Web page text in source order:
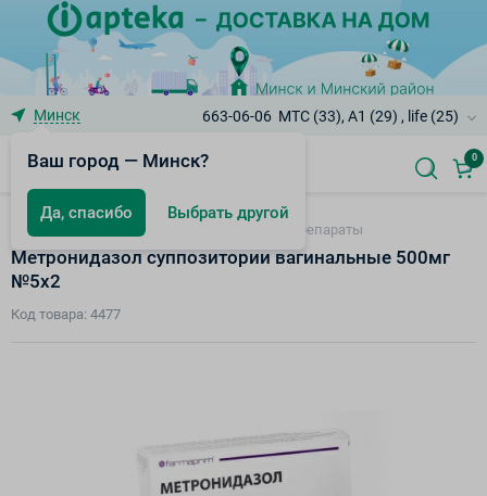
Минск
Ваш город — Минск?
Да, спасибо Выбрать другой
663-06-06 МТС (33), A1 (29) , life (25)
0
Противогрибковые и антибактериальные препараты
Метронидазол суппозитории вагинальные 500мг
№5х2
Код товара: 4477